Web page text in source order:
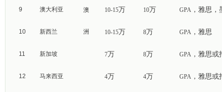
9 澳大利亚 澳
洲
10-15万 10万 GPA ，雅思
10 新西兰 10-15万 8万 GPA ，雅思
11 新加坡 7万 8万 GPA ，雅思或
12 马来西亚 4万 4万 GPA ，雅思或